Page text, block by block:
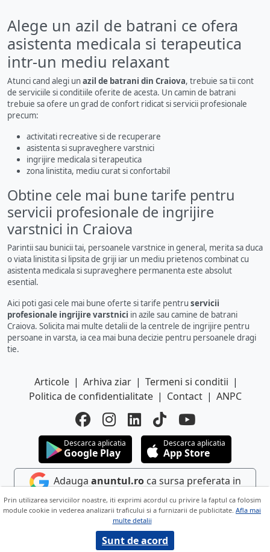
Alege un azil de batrani ce ofera
asistenta medicala si terapeutica
intr-un mediu relaxant
Atunci cand alegi unazil de batrani din Craiova, trebuie sa tii cont
de serviciile si conditiile oferite de acesta. Un camin de batrani
trebuie sa ofere un grad de confort ridicat si servicii profesionale
precum:
activitati recreative si de recuperare
asistenta si supraveghere varstnici
ingrijire medicala si terapeutica
zona linistita, mediu curat si confortabil
Obtine cele mai bune tarife pentru
servicii profesionale de ingrijire
varstnici in Craiova
Parintii sau bunicii tai, persoanele varstnice in general, merita sa duca
o viata linistita si lipsita de griji iar un mediu prietenos combinat cu
asistenta medicala si supraveghere permanenta este absolut
esential.
Aici poti gasi cele mai bune oferte si tarife pentru servicii
profesionale ingrijire varstnici in azile sau camine de batrani
Craiova. Solicita mai multe detalii de la centrele de ingrijire pentru
persoane in varsta, ia cea mai buna decizie pentru persoanele dragi
tie.
Articole | Arhiva ziar | Termeni si conditii |
Politica de confidentialitate | Contact | ANPC
Descarca aplicatia
Google Play
Descarca aplicatia
App Store
Adauga anuntul.roca sursa preferata in
Google
Copyright © 2026 ANUNTUL TELEFONIC
Toate drepturile rezervate.
Prin utilizarea serviciilor noastre, iti exprimi acordul cu privire la faptul ca folosim
module cookie in vederea analizarii traficului si a furnizarii de publicitate. Afla mai
multe detalii
Sunt de acord